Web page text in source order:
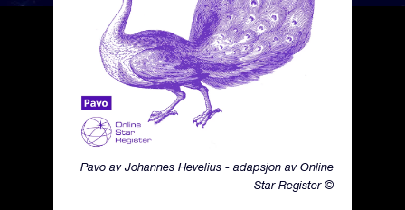
Pavo av Johannes Hevelius - adapsjon av Online
Star Register ©